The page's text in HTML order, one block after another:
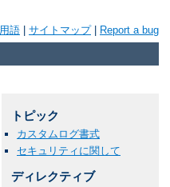
用語 サイトマップ| Report a bug
トピック
カスタムログ書式
セキュリティに関して
ディレクティブ